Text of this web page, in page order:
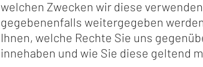
welchen Zwecken wir diese
gegebenenfalls weitergegeben
Ihnen, welche Rechte Sie uns
innehaben und wie Sie diese geltend